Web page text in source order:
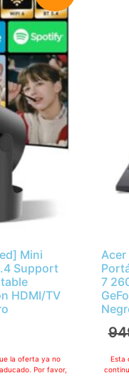
Mini
Support
HDMI/TV
la oferta ya no
Por favor,
7
Esta